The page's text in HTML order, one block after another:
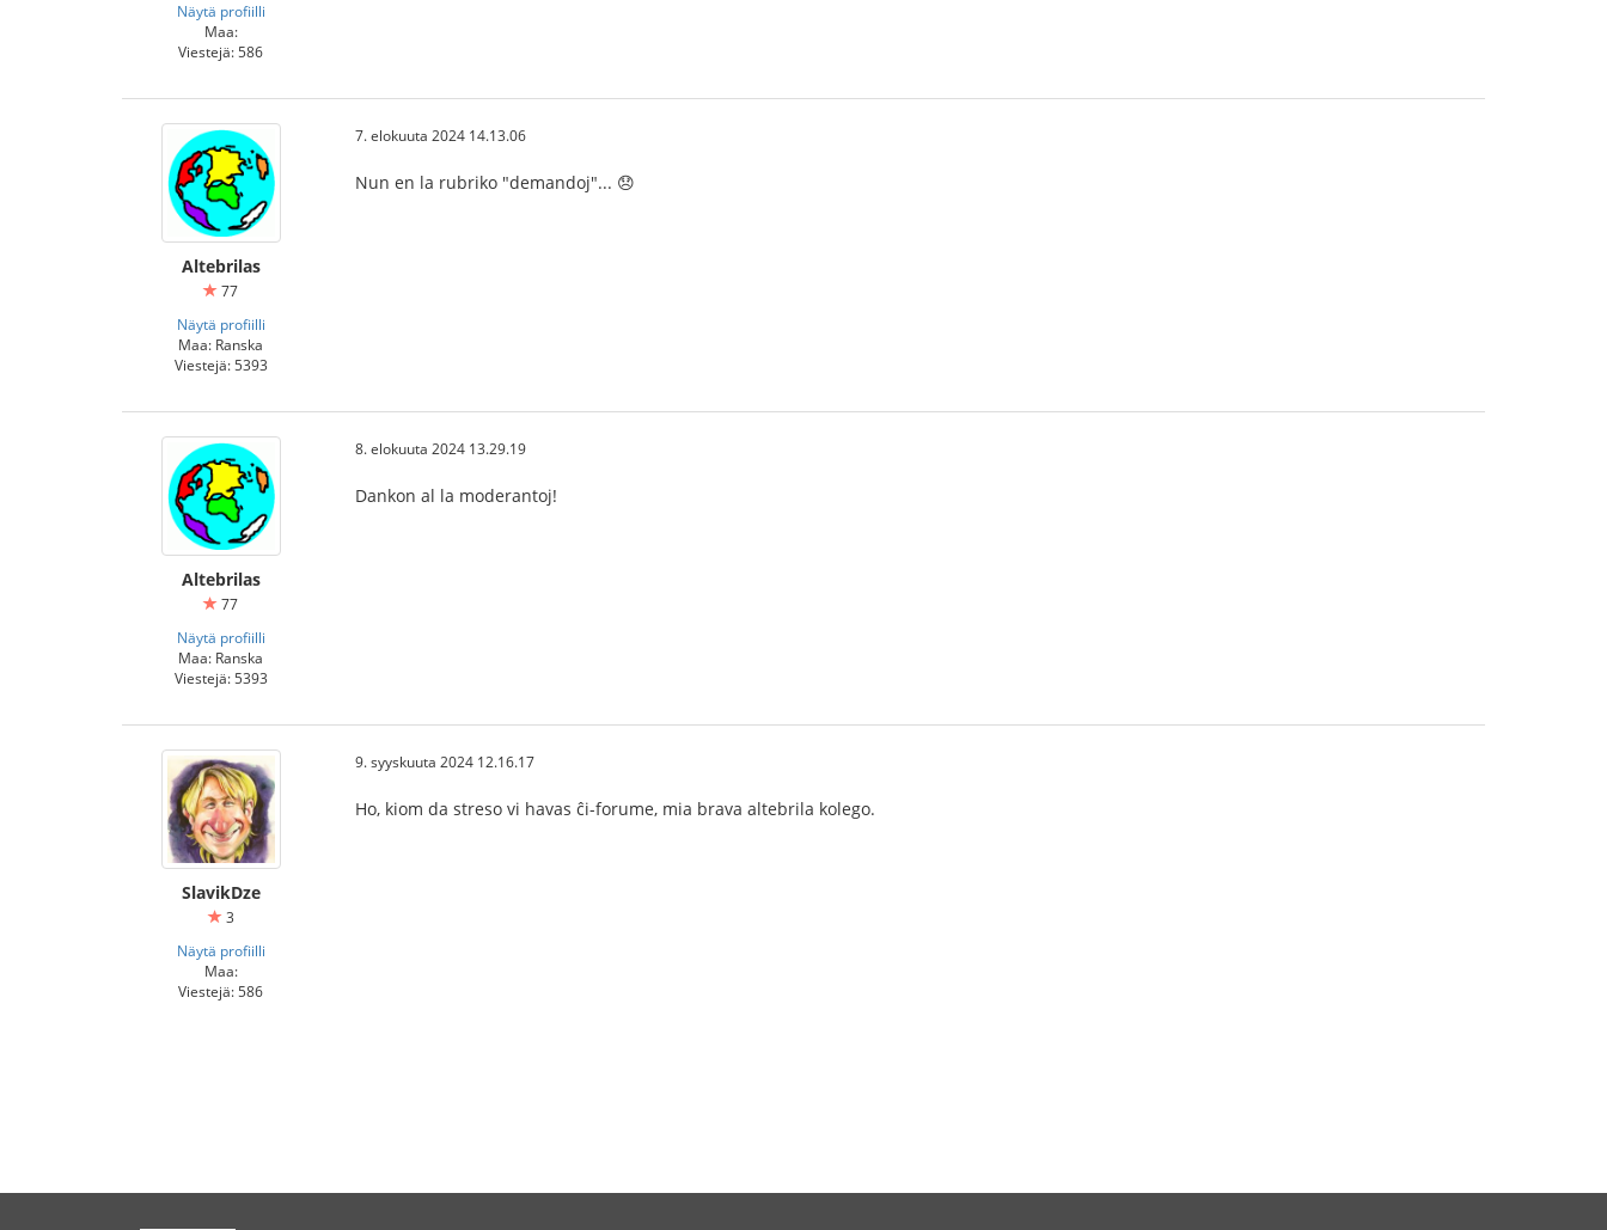
Näytä profiilli
Maa:
Viestejä: 586
Altebrilas
77
Näytä profiilli
Maa: Ranska
Viestejä: 5393
7. elokuuta 2024 14.13.06
Nun en la rubriko "demandoj"... 😞
Altebrilas
77
Näytä profiilli
Maa: Ranska
Viestejä: 5393
8. elokuuta 2024 13.29.19
Dankon al la moderantoj!
SlavikDze
3
Näytä profiilli
Maa:
Viestejä: 586
9. syyskuuta 2024 12.16.17
Ho, kiom da streso vi havas ĉi-forume, mia brava altebrila kolego.